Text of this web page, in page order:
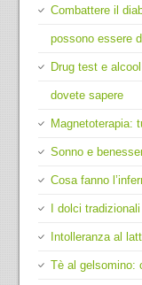
Combattere il
possono essere
Drug test e
dovete sapere
Magnetoterapia:
Sonno e
Cosa fanno
I dolci
Intolleranza al
Tè al gelsomino: